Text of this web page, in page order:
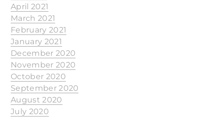
April 2021
March 2021
February 2021
January 2021
December 2020
November 2020
October 2020
September 2020
August 2020
July 2020